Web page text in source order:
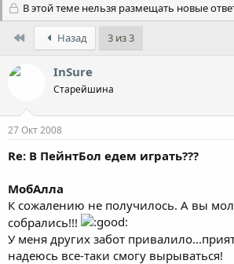
о
р
е
м
т
а
н
а
а
л
В этой теме нельзя размещать новые
Назад 3 из 3
InSure
Старейшина
27 Окт 2008
Re: В ПейнтБол едем играть???
МобАлла
К сожалению не получилось. А вы
собрались!!!
У меня других забот
надеюсь все-таки смогу вырываться!